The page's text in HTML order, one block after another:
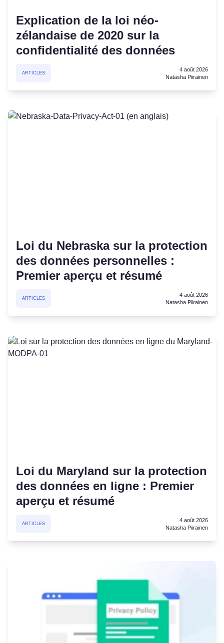
Explication de la loi néo-
zélandaise de 2020 sur la
confidentialité des données
ARTICLES
4 août 2026
Natasha Piirainen
Loi du Nebraska sur la protection
des données personnelles :
Premier aperçu et résumé
ARTICLES
4 août 2026
Natasha Piirainen
Loi du Maryland sur la protection
des données en ligne : Premier
aperçu et résumé
ARTICLES
4 août 2026
Natasha Piirainen